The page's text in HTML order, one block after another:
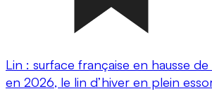
Lin : surface française en hausse de
en 2026, le lin d’hiver en plein